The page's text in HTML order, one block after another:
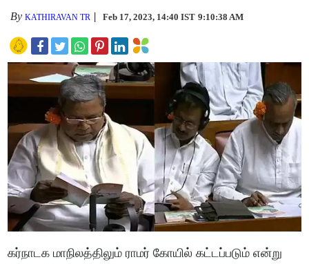
ByKATHIRAVAN TR Feb 17, 2023, 14:40 IST 9:10:38 AM
கர்நாடக மாநிலத்திலும் ராமர் கோயில் கட்டப்படும் என்று